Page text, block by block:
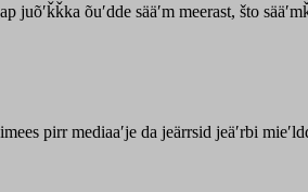
juõʹǩǩka õuʹdde sääʹm meerast, što
pirr mediaaʹje da jeärrsid jeäʹrbi